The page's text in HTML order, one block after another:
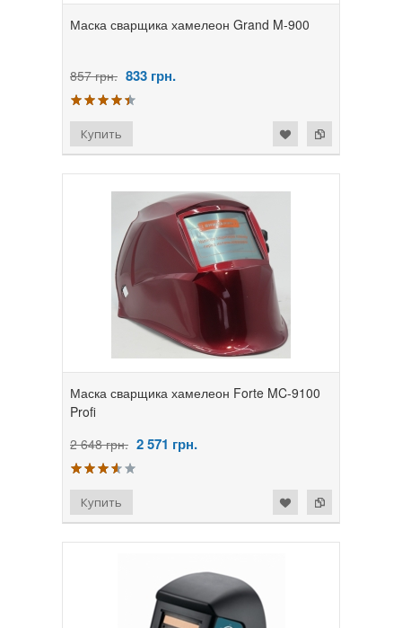
Маска сварщика хамелеон Grand M-900
857 грн. 833 грн.
Маска сварщика хамелеон Forte MC-9100
Profi
2 648 грн. 2 571 грн.